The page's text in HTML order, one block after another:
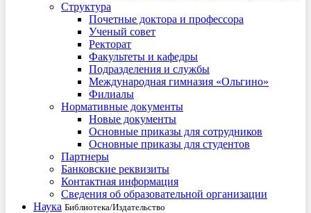
Структура
Почетные доктора и профессора
Ученый совет
Ректорат
Факультеты и кафедры
Подразделения и службы
Международная гимназия «Ольгино»
Филиалы
Нормативные документы
Новые документы
Основные приказы для сотрудников
Основные приказы для студентов
Партнеры
Банковские реквизиты
Контактная информация
Сведения об образовательной организации
Наука Библиотека/Издательство